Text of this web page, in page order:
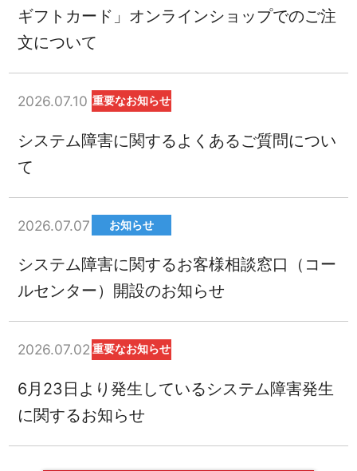
ギフトカード」オンラインショップでのご注
文について
2026.07.10 重要なお知らせ
システム障害に関するよくあるご質問につい
て
2026.07.07 お知らせ
システム障害に関するお客様相談窓口（コー
ルセンター）開設のお知らせ
2026.07.02 重要なお知らせ
6月23日より発生しているシステム障害発生
に関するお知らせ